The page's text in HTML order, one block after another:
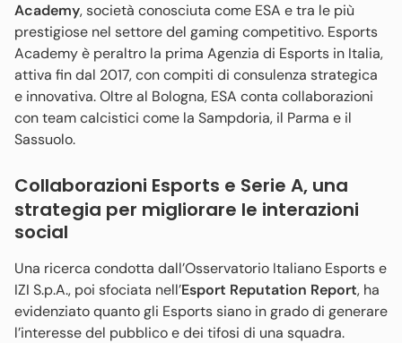
Academy, società conosciuta come ESA e tra le più
prestigiose nel settore del gaming competitivo. Esports
Academy è peraltro la prima Agenzia di Esports in Italia,
attiva fin dal 2017, con compiti di consulenza strategica
e innovativa. Oltre al Bologna, ESA conta collaborazioni
con team calcistici come la Sampdoria, il Parma e il
Sassuolo.
Collaborazioni Esports e Serie A, una
strategia per migliorare le interazioni
social
Una ricerca condotta dall’Osservatorio Italiano Esports e
IZI S.p.A., poi sfociata nell’Esport Reputation Report, ha
evidenziato quanto gli Esports siano in grado di generare
l’interesse del pubblico e dei tifosi di una squadra.